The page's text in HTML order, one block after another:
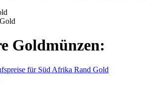
Goldmünzen:
für Süd Afrika Rand Gold